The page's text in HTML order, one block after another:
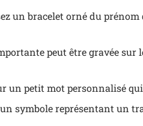
un bracelet orné du prénom
peut être gravée sur
un petit mot personnalisé
symbole représentant un